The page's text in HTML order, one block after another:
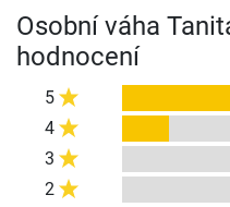
Osobní váha
hodnocení
5
4
3
2